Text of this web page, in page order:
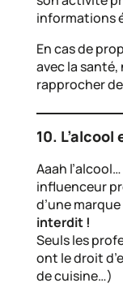
informations
En cas de
avec la
rapprocher de
10.
Aaah
influenceur
d’une
interdit !
Seuls les
ont le droit
de cuisine…)